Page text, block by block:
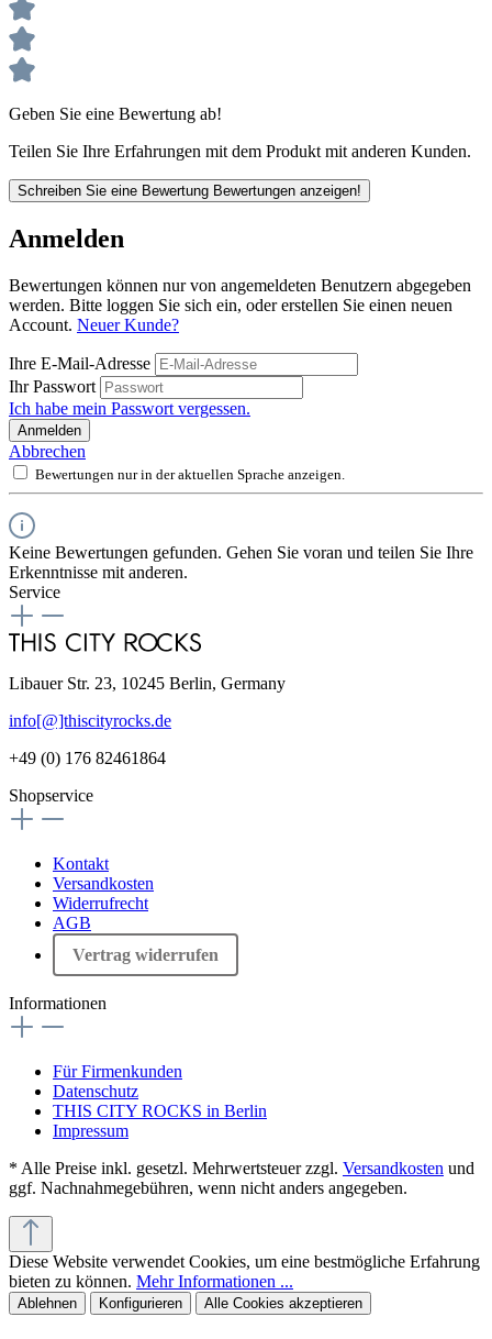
Geben Sie eine Bewertung ab!
Teilen Sie Ihre Erfahrungen mit dem Produkt mit anderen Kunden.
Schreiben Sie eine Bewertung Bewertungen anzeigen!
Anmelden
Bewertungen können nur von angemeldeten Benutzern abgegeben
werden. Bitte loggen Sie sich ein, oder erstellen Sie einen neuen
Account. Neuer Kunde?
Ihre E-Mail-Adresse
Ihr Passwort
Ich habe mein Passwort vergessen.
Anmelden
Abbrechen
Bewertungen nur in der aktuellen Sprache anzeigen.
Keine Bewertungen gefunden. Gehen Sie voran und teilen Sie Ihre
Erkenntnisse mit anderen.
Service
Libauer Str. 23, 10245 Berlin, Germany
info[@]thiscityrocks.de
+49 (0) 176 82461864
Shopservice
Kontakt
Versandkosten
Widerrufrecht
AGB
Vertrag widerrufen
Informationen
Für Firmenkunden
Datenschutz
THIS CITY ROCKS in Berlin
Impressum
* Alle Preise inkl. gesetzl. Mehrwertsteuer zzgl. Versandkosten und
ggf. Nachnahmegebühren, wenn nicht anders angegeben.
Diese Website verwendet Cookies, um eine bestmögliche Erfahrung
bieten zu können. Mehr Informationen ...
Ablehnen Konfigurieren Alle Cookies akzeptieren